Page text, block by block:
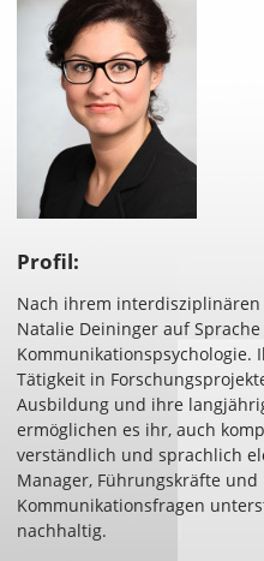
Profil:
Nach ihrem
Natalie Deininger auf
Kommunikationspsychologie.
Tätigkeit in
Ausbildung und ihre
ermöglichen es ihr, auch
verständlich und sprachlich
Manager, Führungskräfte und
Kommunikationsfragen
nachhaltig.